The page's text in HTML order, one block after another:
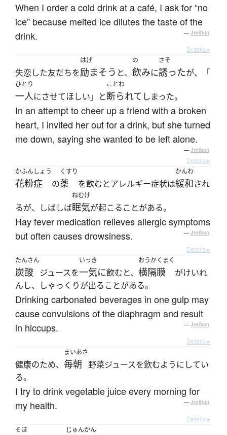
When I order a cold drink at a café, I ask for “no
ice” because melted ice dilutes the taste of the
drink.
— Jreibun
Details ▸
失恋した友だちを
はげ
励まそう と、
の
飲みに
さそ
誘ったが、「
ひとり
一人にさせてほしい」と
ことわ
断られて しまった。
In an attempt to cheer up a friend with a broken
heart, I invited her out for a drink, but she turned
me down, saying she wanted to be left alone.
— Jreibun
Details ▸
かふんしょう
花粉症 の
くすり
薬 を飲むとアレルギー症状は
かんわ
緩和され
るが、しばしば
ねむけ
眠気が起こることがある。
Hay fever medication relieves allergic symptoms
but often causes drowsiness.
— Jreibun
Details ▸
たんさん
炭酸 ジュースを
いっき
一気に飲むと、
おうかくまく
横隔膜
がけいれ
んし、しゃっくりが出ることがある。
Drinking carbonated beverages in one gulp may
cause convulsions of the diaphragm and result
in hiccups.
— Jreibun
Details ▸
健康のため、
まいあさ
毎朝
野菜ジュースを飲むようにしてい
る。
I try to drink vegetable juice every morning for
my health.
— Jreibun
Details ▸
そぼ
じゅんかん